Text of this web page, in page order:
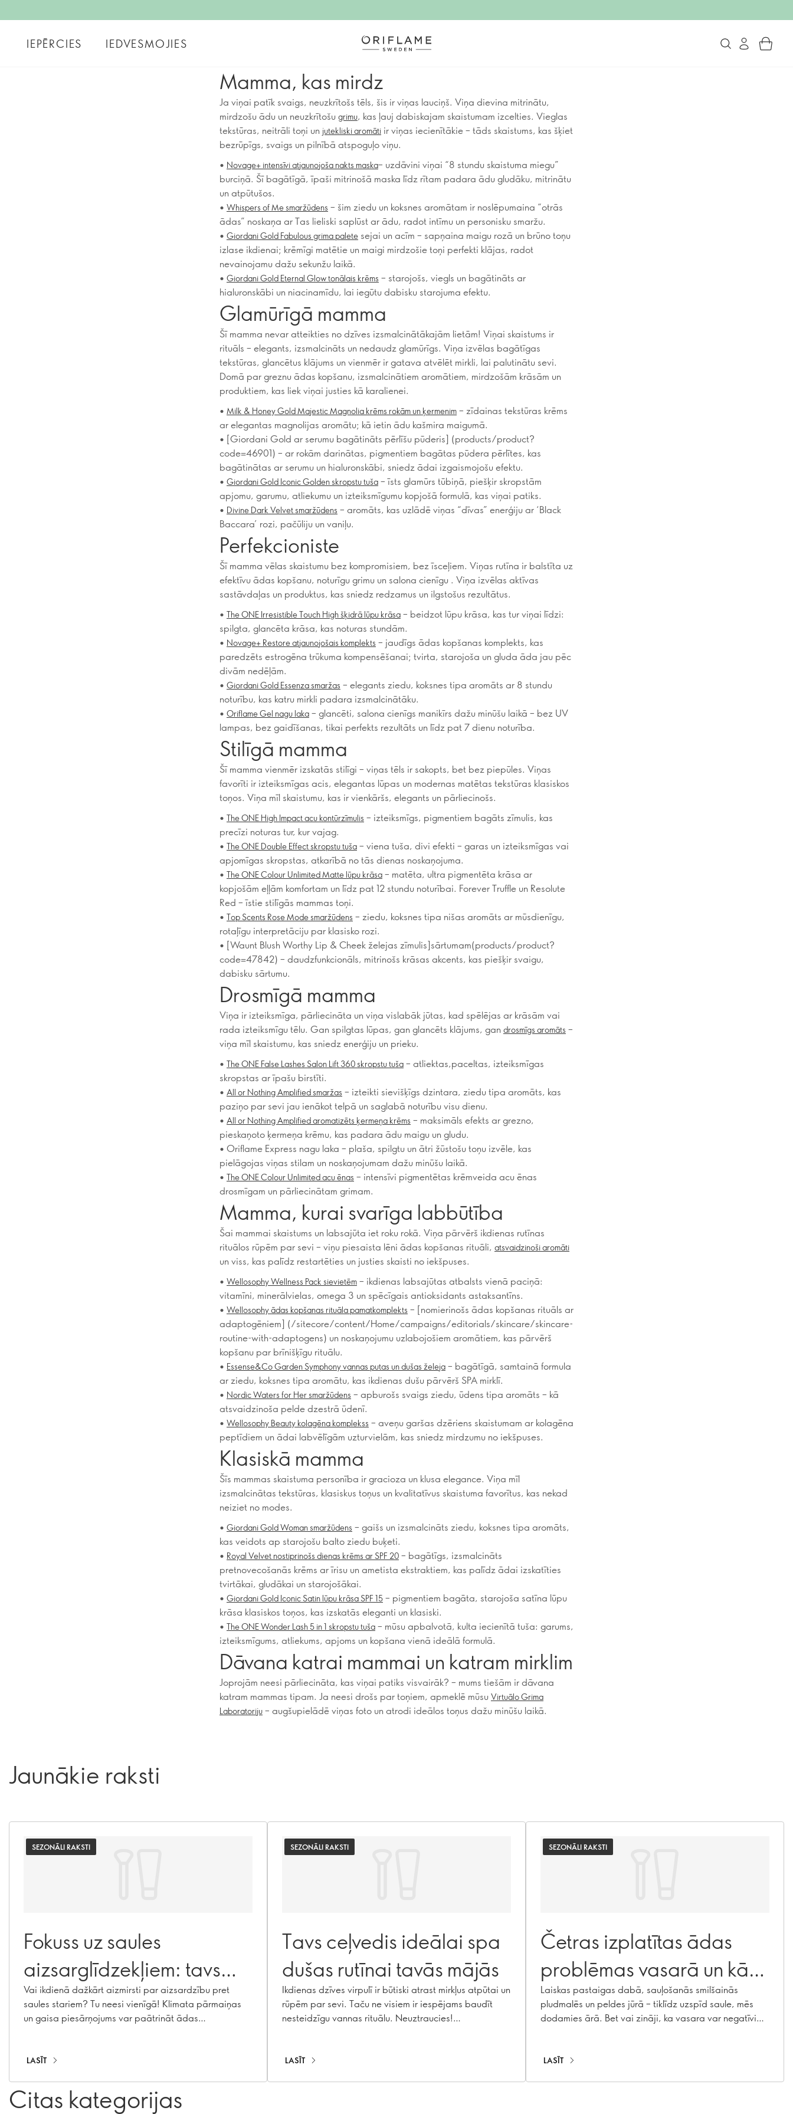
IEPĒRCIES IEDVESMOJIES
Mamma, kas mirdz
Ja viņai patīk svaigs, neuzkrītošs tēls, šis ir viņas lauciņš. Viņa dievina mitrinātu,
mirdzošu ādu un neuzkrītošu grimu, kas ļauj dabiskajam skaistumam izcelties. Vieglas
tekstūras, neitrāli toņi un jutekliski aromāti ir viņas iecienītākie – tāds skaistums, kas šķiet
bezrūpīgs, svaigs un pilnībā atspoguļo viņu.
• Novage+ intensīvi atjaunojoša nakts maska– uzdāvini viņai “8 stundu skaistuma miegu”
burciņā. Šī bagātīgā, īpaši mitrinošā maska līdz rītam padara ādu gludāku, mitrinātu
un atpūtušos.
• Whispers of Me smaržūdens – šim ziedu un koksnes aromātam ir noslēpumaina “otrās
ādas” noskaņa ar Tas lieliski saplūst ar ādu, radot intīmu un personisku smaržu.
• Giordani Gold Fabulous grima palete sejai un acīm – sapņaina maigu rozā un brūno toņu
izlase ikdienai; krēmīgi matētie un maigi mirdzošie toņi perfekti klājas, radot
nevainojamu dažu sekunžu laikā.
• Giordani Gold Eternal Glow tonālais krēms – starojošs, viegls un bagātināts ar
hialuronskābi un niacinamīdu, lai iegūtu dabisku starojuma efektu.
Glamūrīgā mamma
Šī mamma nevar atteikties no dzīves izsmalcinātākajām lietām! Viņai skaistums ir
rituāls – elegants, izsmalcināts un nedaudz glamūrīgs. Viņa izvēlas bagātīgas
tekstūras, glancētus klājums un vienmēr ir gatava atvēlēt mirkli, lai palutinātu sevi.
Domā par greznu ādas kopšanu, izsmalcinātiem aromātiem, mirdzošām krāsām un
produktiem, kas liek viņai justies kā karalienei.
• Milk & Honey Gold Majestic Magnolia krēms rokām un ķermenim – zīdainas tekstūras krēms
ar elegantas magnolijas aromātu; kā ietin ādu kašmira maigumā.
• [Giordani Gold ar serumu bagātināts pērlīšu pūderis] (products/product?
code=46901) – ar rokām darinātas, pigmentiem bagātas pūdera pērlītes, kas
bagātinātas ar serumu un hialuronskābi, sniedz ādai izgaismojošu efektu.
• Giordani Gold Iconic Golden skropstu tuša – īsts glamūrs tūbiņā, piešķir skropstām
apjomu, garumu, atliekumu un izteiksmīgumu kopjošā formulā, kas viņai patiks.
• Divine Dark Velvet smaržūdens – aromāts, kas uzlādē viņas “dīvas” enerģiju ar ‘Black
Baccara’ rozi, pačūliju un vaniļu.
Perfekcioniste
Šī mamma vēlas skaistumu bez kompromisiem, bez īsceļiem. Viņas rutīna ir balstīta uz
efektīvu ādas kopšanu, noturīgu grimu un salona cienīgu . Viņa izvēlas aktīvas
sastāvdaļas un produktus, kas sniedz redzamus un ilgstošus rezultātus.
• The ONE Irresistible Touch High šķidrā lūpu krāsa – beidzot lūpu krāsa, kas tur viņai līdzi:
spilgta, glancēta krāsa, kas noturas stundām.
• Novage+ Restore atjaunojošais komplekts – jaudīgs ādas kopšanas komplekts, kas
paredzēts estrogēna trūkuma kompensēšanai; tvirta, starojoša un gluda āda jau pēc
divām nedēļām.
• Giordani Gold Essenza smaržas – elegants ziedu, koksnes tipa aromāts ar 8 stundu
noturību, kas katru mirkli padara izsmalcinātāku.
• Oriflame Gel nagu laka – glancēti, salona cienīgs manikīrs dažu minūšu laikā – bez UV
lampas, bez gaidīšanas, tikai perfekts rezultāts un līdz pat 7 dienu noturība.
Stilīgā mamma
Šī mamma vienmēr izskatās stilīgi – viņas tēls ir sakopts, bet bez piepūles. Viņas
favorīti ir izteiksmīgas acis, elegantas lūpas un modernas matētas tekstūras klasiskos
toņos. Viņa mīl skaistumu, kas ir vienkāršs, elegants un pārliecinošs.
• The ONE High Impact acu kontūrzīmulis – izteiksmīgs, pigmentiem bagāts zīmulis, kas
precīzi noturas tur, kur vajag.
• The ONE Double Effect skropstu tuša – viena tuša, divi efekti – garas un izteiksmīgas vai
apjomīgas skropstas, atkarībā no tās dienas noskaņojuma.
• The ONE Colour Unlimited Matte lūpu krāsa – matēta, ultra pigmentēta krāsa ar
kopjošām eļļām komfortam un līdz pat 12 stundu noturībai. Forever Truffle un Resolute
Red – īstie stilīgās mammas toņi.
• Top Scents Rose Mode smaržūdens – ziedu, koksnes tipa nišas aromāts ar mūsdienīgu,
rotaļīgu interpretāciju par klasisko rozi.
• [Waunt Blush Worthy Lip & Cheek želejas zīmulis]sārtumam(products/product?
code=47842) – daudzfunkcionāls, mitrinošs krāsas akcents, kas piešķir svaigu,
dabisku sārtumu.
Drosmīgā mamma
Viņa ir izteiksmīga, pārliecināta un viņa vislabāk jūtas, kad spēlējas ar krāsām vai
rada izteiksmīgu tēlu. Gan spilgtas lūpas, gan glancēts klājums, gan drosmīgs aromāts –
viņa mīl skaistumu, kas sniedz enerģiju un prieku.
• The ONE False Lashes Salon Lift 360 skropstu tuša – atliektas,paceltas, izteiksmīgas
skropstas ar īpašu birstīti.
• All or Nothing Amplified smaržas – izteikti sievišķīgs dzintara, ziedu tipa aromāts, kas
paziņo par sevi jau ienākot telpā un saglabā noturību visu dienu.
• All or Nothing Amplified aromatizēts ķermeņa krēms – maksimāls efekts ar grezno,
pieskaņoto ķermeņa krēmu, kas padara ādu maigu un gludu.
• Oriflame Express nagu laka – plaša, spilgtu un ātri žūstošu toņu izvēle, kas
pielāgojas viņas stilam un noskaņojumam dažu minūšu laikā.
• The ONE Colour Unlimited acu ēnas – intensīvi pigmentētas krēmveida acu ēnas
drosmīgam un pārliecinātam grimam.
Mamma, kurai svarīga labbūtība
Šai mammai skaistums un labsajūta iet roku rokā. Viņa pārvērš ikdienas rutīnas
rituālos rūpēm par sevi – viņu piesaista lēni ādas kopšanas rituāli, atsvaidzinoši aromāti
un viss, kas palīdz restartēties un justies skaisti no iekšpuses.
• Wellosophy Wellness Pack sievietēm – ikdienas labsajūtas atbalsts vienā paciņā:
vitamīni, minerālvielas, omega 3 un spēcīgais antioksidants astaksantīns.
• Wellosophy ādas kopšanas rituāla pamatkomplekts – [nomierinošs ādas kopšanas rituāls ar
adaptogēniem] (/sitecore/content/Home/campaigns/editorials/skincare/skincare-
routine-with-adaptogens) un noskaņojumu uzlabojošiem aromātiem, kas pārvērš
kopšanu par brīnišķīgu rituālu.
• Essense&Co Garden Symphony vannas putas un dušas želeja – bagātīgā, samtainā formula
ar ziedu, koksnes tipa aromātu, kas ikdienas dušu pārvērš SPA mirklī.
• Nordic Waters for Her smaržūdens – apburošs svaigs ziedu, ūdens tipa aromāts – kā
atsvaidzinoša pelde dzestrā ūdenī.
• Wellosophy Beauty kolagēna komplekss – aveņu garšas dzēriens skaistumam ar kolagēna
peptīdiem un ādai labvēlīgām uzturvielām, kas sniedz mirdzumu no iekšpuses.
Klasiskā mamma
Šīs mammas skaistuma personība ir gracioza un klusa elegance. Viņa mīl
izsmalcinātas tekstūras, klasiskus toņus un kvalitatīvus skaistuma favorītus, kas nekad
neiziet no modes.
• Giordani Gold Woman smaržūdens – gaišs un izsmalcināts ziedu, koksnes tipa aromāts,
kas veidots ap starojošu balto ziedu buķeti.
• Royal Velvet nostiprinošs dienas krēms ar SPF 20 – bagātīgs, izsmalcināts
pretnovecošanās krēms ar īrisu un ametista ekstraktiem, kas palīdz ādai izskatīties
tvirtākai, gludākai un starojošākai.
• Giordani Gold Iconic Satin lūpu krāsa SPF 15 – pigmentiem bagāta, starojoša satīna lūpu
krāsa klasiskos toņos, kas izskatās eleganti un klasiski.
• The ONE Wonder Lash 5 in 1 skropstu tuša – mūsu apbalvotā, kulta iecienītā tuša: garums,
izteiksmīgums, atliekums, apjoms un kopšana vienā ideālā formulā.
Dāvana katrai mammai un katram mirklim
Joprojām neesi pārliecināta, kas viņai patiks visvairāk? – mums tiešām ir dāvana
katram mammas tipam. Ja neesi drošs par toņiem, apmeklē mūsu Virtuālo Grima
Laboratoriju – augšupielādē viņas foto un atrodi ideālos toņus dažu minūšu laikā.
Jaunākie raksti
SEZONĀLI RAKSTI
Fokuss uz saules
aizsarglīdzekļiem: tavs
labākais ceļvedis
aizsardzībai no saules
stariem
Vai ikdienā dažkārt aizmirsti par aizsardzību pret
saules stariem? Tu neesi vienīgā! Klimata pārmaiņas
un gaisa piesārņojums var paātrināt ādas
saules aizsarglīdzekļu klāstu, tostarp saules
ar SPF filtru, tu vari būt pasargāta visu gadu!
LASĪT
SEZONĀLI RAKSTI
Tavs ceļvedis ideālai spa
dušas rutīnai tavās mājās
Ikdienas dzīves virpulī ir būtiski atrast mirkļus atpūtai un
rūpēm par sevi. Taču ne visiem ir iespējams baudīt
nesteidzīgu vannas rituālu. Neuztraucies!
Iepazīsties ar rituālajām dušām – apzinātu praksi, kas
LASĪT
SEZONĀLI RAKSTI
Četras izplatītas ādas
problēmas vasarā un kā
tās novērst
Laiskas pastaigas dabā, sauļošanās smilšainās
pludmalēs un peldes jūrā – tiklīdz uzspīd saule, mēs
dodamies ārā. Bet vai zināji, ka vasara var negatīvi
LASĪT
Citas kategorijas